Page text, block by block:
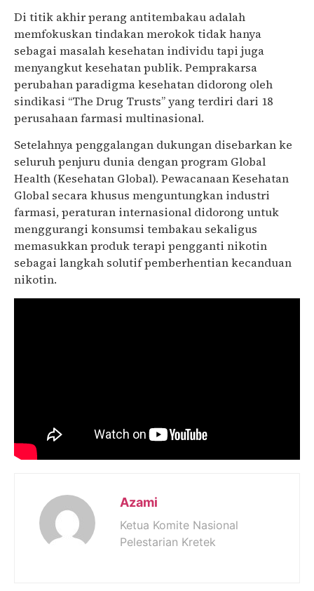
Di titik akhir perang antitembakau adalah
memfokuskan tindakan merokok tidak hanya
sebagai masalah kesehatan individu tapi juga
menyangkut kesehatan publik. Pemprakarsa
perubahan paradigma kesehatan didorong oleh
sindikasi “The Drug Trusts” yang terdiri dari 18
perusahaan farmasi multinasional.
Setelahnya penggalangan dukungan disebarkan ke
seluruh penjuru dunia dengan program Global
Health (Kesehatan Global). Pewacanaan Kesehatan
Global secara khusus menguntungkan industri
farmasi, peraturan internasional didorong untuk
menggurangi konsumsi tembakau sekaligus
memasukkan produk terapi pengganti nikotin
sebagai langkah solutif pemberhentian kecanduan
nikotin.
Azami
Ketua Komite Nasional
Pelestarian Kretek